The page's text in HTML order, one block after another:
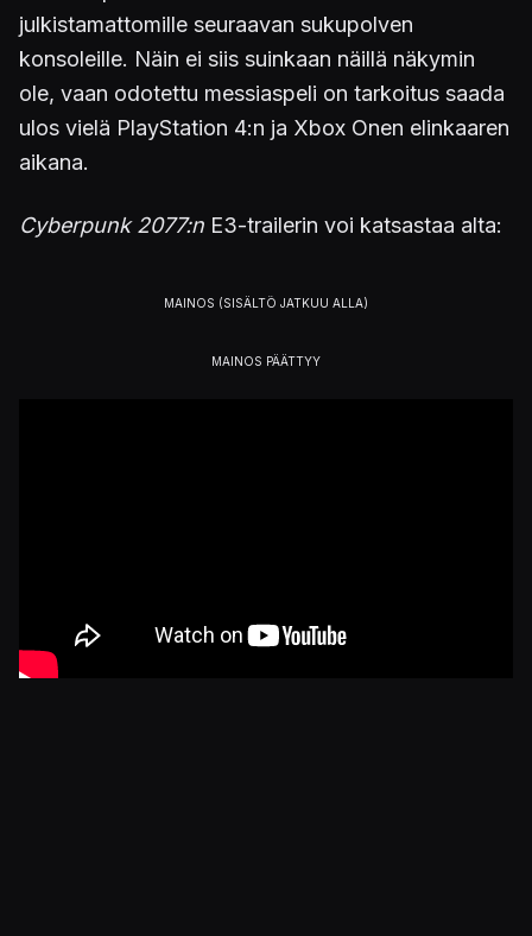
julkistamattomille seuraavan sukupolven
konsoleille. Näin ei siis suinkaan näillä näkymin
ole, vaan odotettu messiaspeli on tarkoitus saada
ulos vielä PlayStation 4:n ja Xbox Onen elinkaaren
aikana.
Cyberpunk 2077:n E3-trailerin voi katsastaa alta: